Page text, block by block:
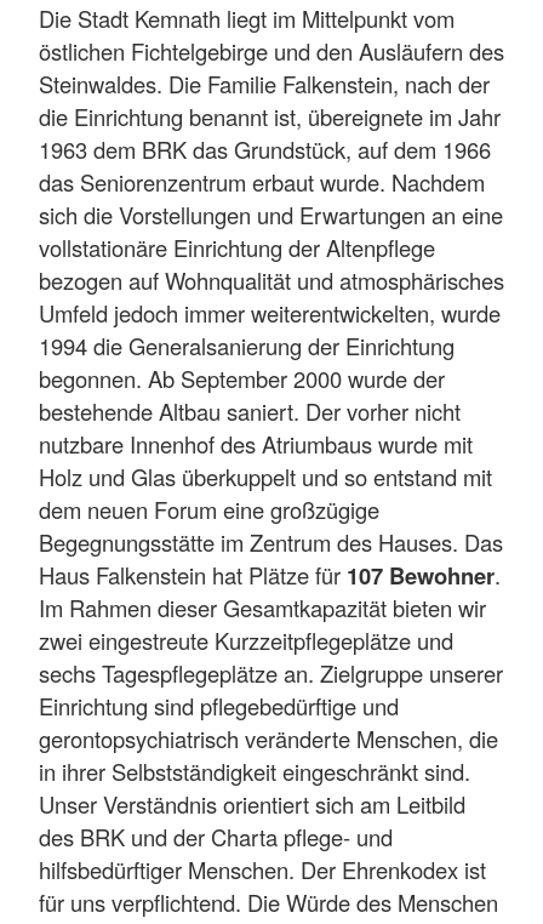
Die Stadt Kemnath liegt im Mittelpunkt vom
östlichen Fichtelgebirge und den Ausläufern des
Steinwaldes. Die Familie Falkenstein, nach der
die Einrichtung benannt ist, übereignete im Jahr
1963 dem BRK das Grundstück, auf dem 1966
das Seniorenzentrum erbaut wurde. Nachdem
sich die Vorstellungen und Erwartungen an eine
vollstationäre Einrichtung der Altenpflege
bezogen auf Wohnqualität und atmosphärisches
Umfeld jedoch immer weiterentwickelten, wurde
1994 die Generalsanierung der Einrichtung
begonnen. Ab September 2000 wurde der
bestehende Altbau saniert. Der vorher nicht
nutzbare Innenhof des Atriumbaus wurde mit
Holz und Glas überkuppelt und so entstand mit
dem neuen Forum eine großzügige
Begegnungsstätte im Zentrum des Hauses. Das
Haus Falkenstein hat Plätze für 107 Bewohner.
Im Rahmen dieser Gesamtkapazität bieten wir
zwei eingestreute Kurzzeitpflegeplätze und
sechs Tagespflegeplätze an. Zielgruppe unserer
Einrichtung sind pflegebedürftige und
gerontopsychiatrisch veränderte Menschen, die
in ihrer Selbstständigkeit eingeschränkt sind.
Unser Verständnis orientiert sich am Leitbild
des BRK und der Charta pflege- und
hilfsbedürftiger Menschen. Der Ehrenkodex ist
für uns verpflichtend. Die Würde des Menschen